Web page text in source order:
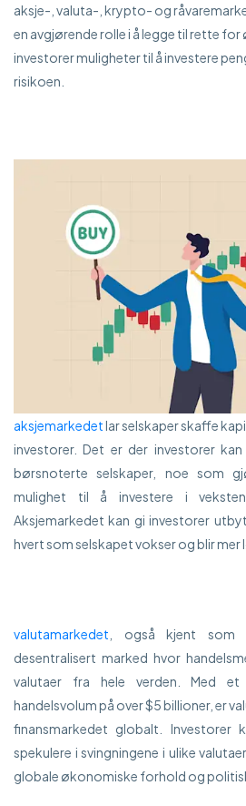
aksje-, valuta-, krypto- og
en avgjørende rolle i å legge til rette
investorer muligheter til å investere
risikoen.
aksjemarkedetlar selskaper skaffe
investorer. Det er der investorer
børsnoterte selskaper, noe som
mulighet til å investere i
Aksjemarkedet kan gi investorer
hvert som selskapet vokser og blir mer
valutamarkedet , også kjent som
desentralisert marked hvor
valutaer fra hele verden. Med et
handelsvolum på over $5 billioner, er
finansmarkedet globalt. Investorer
spekulere i svingningene i ulike
globale økonomiske forhold og